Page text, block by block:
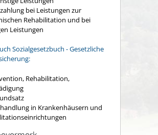
bei Leistungen zur
Rehabilitation und bei
Leistungen
Sozialgesetzbuch - Gesetzliche
Rehabilitation,
in Krankenhäusern und